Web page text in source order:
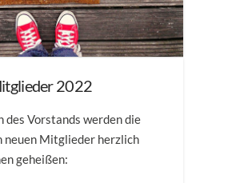
2022
des Vorstands werden die
neuen Mitglieder herzlich
geheißen: